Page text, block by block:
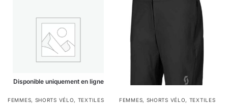
Disponible uniquement en ligne
FEMMES, SHORTS VÉLO, TEXTILES FEMMES, SHORTS VÉLO, TEXTILES